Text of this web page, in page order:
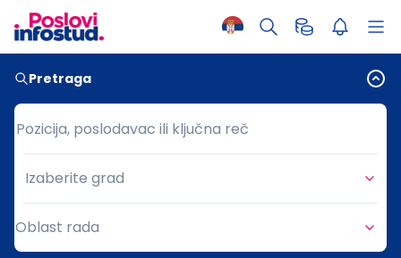
Pretraga
Pozicija, poslodavac ili ključna reč
Pozicija, poslodavac ili ključna reč
Grad
Izaberite grad
Oblast rada